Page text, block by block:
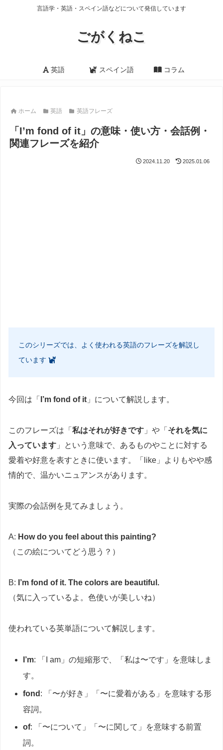
言語学・英語・スペイン語などについて発信しています
ごがくねこ
英語 スペイン語 コラム
ホーム 英語 英語フレーズ
「I’m fond of it」の意味・使い方・会話例・
関連フレーズを紹介
2024.11.20 2025.01.06
このシリーズでは、よく使われる英語のフレーズを解説し
ています
今回は「 I’m fond of it 」について解説します。
このフレーズは「 私はそれが好きです 」や「 それを気に
入っています 」という意味で、あるものやことに対する
愛着や好意を表すときに使います。「like」よりもやや感
情的で、温かいニュアンスがあります。
実際の会話例を見てみましょう。
A: How do you feel about this painting?
（この絵についてどう思う？）
B: I’m fond of it. The colors are beautiful.
（気に入っているよ。色使いが美しいね）
使われている英単語について解説します。
I’m: 「I am」の短縮形で、「私は〜です」を意味しま
す。
fond : 「〜が好き」「〜に愛着がある」を意味する形
容詞。
of: 「〜について」「〜に関して」を意味する前置
詞。